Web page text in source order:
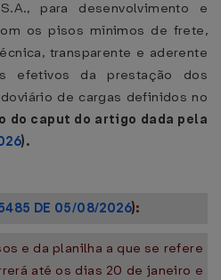
para desenvolvimento e
os pisos mínimos de frete,
transparente e aderente
efetivos da prestação dos
de cargas definidos no
do caput do artigo dada pela
).
DE 05/08/2026):
e da planilha a que se refere
até os dias 20 de janeiro e